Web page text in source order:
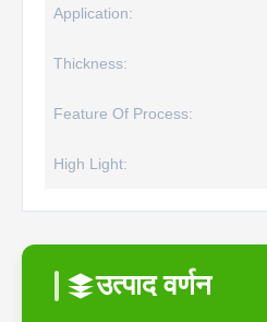
Application:
Thickness:
Feature Of Process:
High Light:
उत्पाद वर्णन